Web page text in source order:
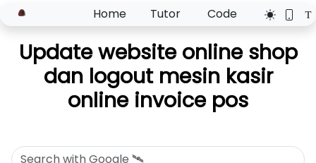
Home Tutor Code
Update website online shop
dan logout mesin kasir
online invoice pos